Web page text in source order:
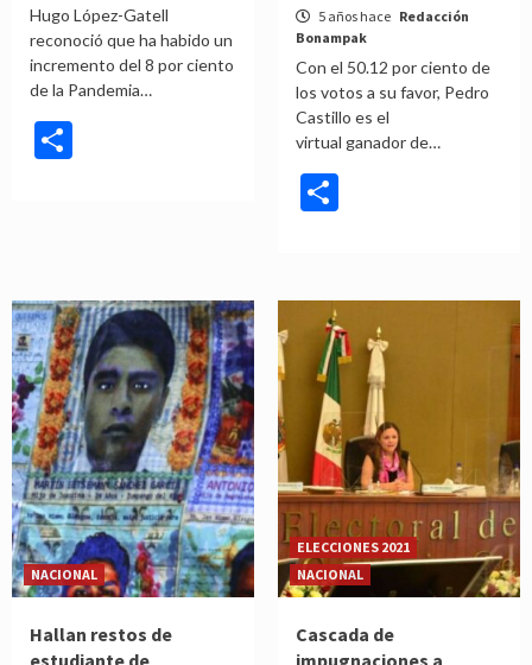
Hugo López-Gatell
reconoció que ha habido un
incremento del 8 por ciento
de la Pandemia…
5 años hace Redacción
Bonampak
Con el 50.12 por ciento de
los votos a su favor, Pedro
Castillo es el
virtual ganador de…
NACIONAL
Hallan restos de
estudiante de
ELECCIONES 2021
NACIONAL
Cascada de
impugnaciones a